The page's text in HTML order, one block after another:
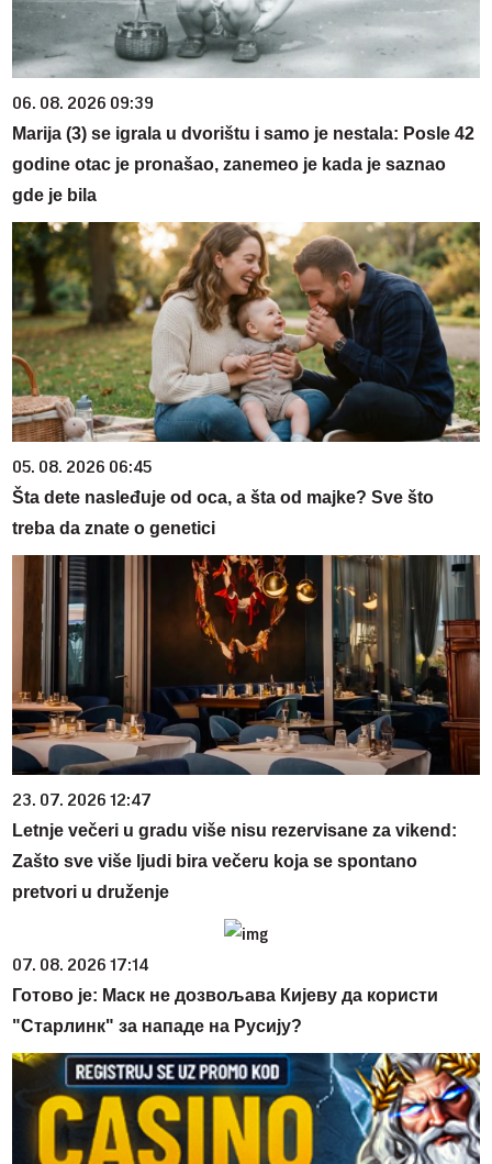
06. 08. 2026 09:39
Marija (3) se igrala u dvorištu i samo je nestala: Posle 42
godine otac je pronašao, zanemeo je kada je saznao
gde je bila
05. 08. 2026 06:45
Šta dete nasleđuje od oca, a šta od majke? Sve što
treba da znate o genetici
23. 07. 2026 12:47
Letnje večeri u gradu više nisu rezervisane za vikend:
Zašto sve više ljudi bira večeru koja se spontano
pretvori u druženje
07. 08. 2026 17:14
Готово је: Маск не дозвољава Кијеву да користи
"Старлинк" за нападе на Русију?